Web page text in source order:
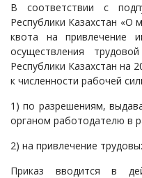
В соответствии с
Республики Казахстан «О
квота на привлечение
осуществления
Республики Казахстан на
к численности рабочей
1) по разрешениям,
органом работодателю в
2) на привлечение
Приказ вводится в